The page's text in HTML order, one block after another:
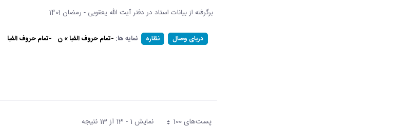
برگرفته از بیانات استاد در دفتر آیت الله یعقوبی - رمضان 1401
دریای وصال نظاره نمایه ها: -تمام حروف الفبا » ن -تمام حروف الفبا
پست‌‌های 100هر صفحه نمایش 1 - 13 از 13 نتیجه